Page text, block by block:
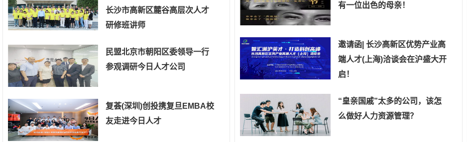
长沙市高新区麓谷高层次人才
研修班讲师
民盟北京市朝阳区委领导一行
参观调研今日人才公司
复荟(深圳)创投携复旦EMBA校
友走进今日人才
有一位出色的母亲！
邀请函| 长沙高新区优势产业高
端人才(上海)洽谈会在沪盛大开
启！
“皇亲国戚”太多的公司，该怎
么做好人力资源管理？